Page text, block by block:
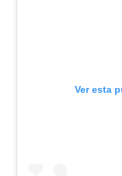
Ver esta